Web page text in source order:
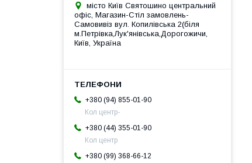
місто Київ Святошино центральний
офіс, Магазин-Стіл замовлень-
Самовивіз вул. Копилівська 2(біля
м.Петрівка,Лук'янівська,Дорогожичи,
Київ, Україна
+380 (94) 855-01-90
Кол центр-
+380 (44) 355-01-90
Кол центр
+380 (99) 368-66-12